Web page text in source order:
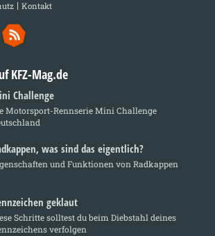
Kontakt
KFZ-Mag.de
Challenge
Motorsport-Rennserie Mini Challenge
was sind das eigentlich?
und Funktionen von Radkappen
geklaut
Schritte solltest du beim Diebstahl deines
verfolgen